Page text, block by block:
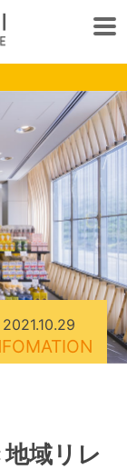
2021.10.29
域リレ